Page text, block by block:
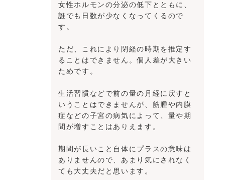
女性ホルモンの分泌の低下とともに、
誰でも日数が少なくなってくるので
す。
ただ、これにより閉経の時期を推定す
ることはできません。個人差が大きい
ためです。
生活習慣などで前の量の月経に戻すと
いうことはできませんが、筋腫や内膜
症などの子宮の病気によって、量や期
間が増すことはありえます。
期間が長いこと自体にプラスの意味は
ありませんので、あまり気にされなく
ても大丈夫だと思います。